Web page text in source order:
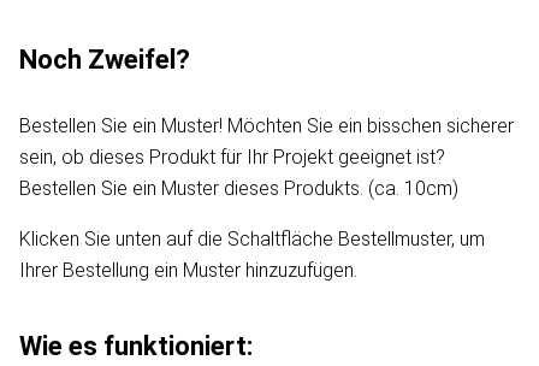
Noch Zweifel?
Bestellen Sie ein Muster! Möchten Sie ein bisschen sicherer
sein, ob dieses Produkt für Ihr Projekt geeignet ist?
Bestellen Sie ein Muster dieses Produkts. (ca. 10cm)
Klicken Sie unten auf die Schaltfläche Bestellmuster, um
Ihrer Bestellung ein Muster hinzuzufügen.
Wie es funktioniert: